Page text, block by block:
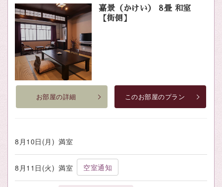
嘉景（かけい） 8畳 和室
【街側】
お部屋の詳細 このお部屋のプラン
8月10日(月) 満室
8月11日(火) 満室 空室通知